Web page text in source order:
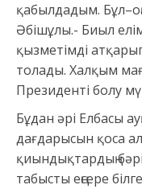
қабылдадым.
Әбішұлы.- Биыл
қызметімді
толады. Халқым
Президенті болу
Бұдан әрі Елбасы
дағдарысын қоса
қиындықтардың
табысты еңсере